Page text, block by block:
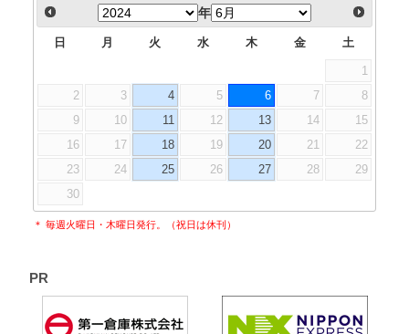
年
日 月 火 水 木 金 土
1
2
3 4 5 6 7
8
9
10 11 12 13 14
15
16
17 18 19 20 21
22
23
24 25 26 27 28
29
30
＊ 毎週火曜日・木曜日発行。（祝日は休刊）